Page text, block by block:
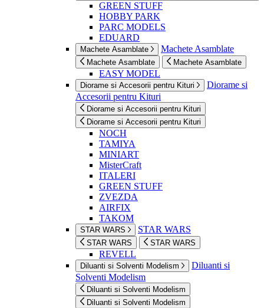
GREEN STUFF
HOBBY PARK
PARC MODELS
EDUARD
Machete Asamblate Machete Asamblate
Machete Asamblate Machete Asamblate
EASY MODEL
Diorame si Accesorii pentru Kituri
Diorame si
Accesorii pentru Kituri
Diorame si Accesorii pentru Kituri
Diorame si Accesorii pentru Kituri
NOCH
TAMIYA
MINIART
MisterCraft
ITALERI
GREEN STUFF
ZVEZDA
AIRFIX
TAKOM
STAR WARS STAR WARS
STAR WARS STAR WARS
REVELL
Diluanti si Solventi Modelism
Diluanti si
Solventi Modelism
Diluanti si Solventi Modelism
Diluanti si Solventi Modelism